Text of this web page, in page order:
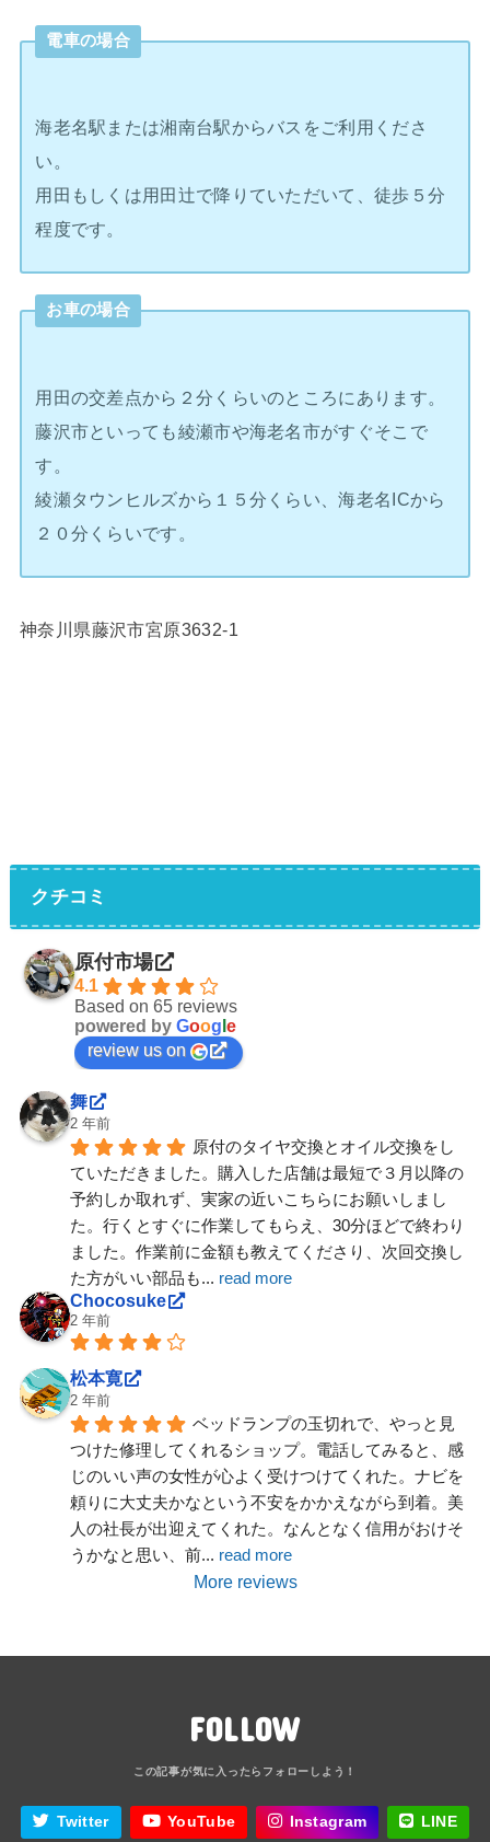
電車の場合
海老名駅または湘南台駅からバスをご利用くださ
い。
用田もしくは用田辻で降りていただいて、徒歩５分
程度です。
お車の場合
用田の交差点から２分くらいのところにあります。
藤沢市といっても綾瀬市や海老名市がすぐそこで
す。
綾瀬タウンヒルズから１５分くらい、海老名ICから
２０分くらいです。
神奈川県藤沢市宮原3632-1
クチコミ
原付市場
4.1
Based on 65 reviews
powered by Goog e
review us on
舞
2 年前
原付のタイヤ交換とオイル交換をし
ていただきました。購入した店舗は最短で３月以降の
予約しか取れず、実家の近いこちらにお願いしまし
た。行くとすぐに作業してもらえ、30分ほどで終わり
ました。作業前に金額も教えてくださり、次回交換し
た方がいい部品も... read more
Chocosuke
2 年前
松本寛
2 年前
ベッドランプの玉切れで、やっと見
つけた修理してくれるショップ。電話してみると、感
じのいい声の女性が心よく受けつけてくれた。ナビを
頼りに大丈夫かなという不安をかかえながら到着。美
人の社長が出迎えてくれた。なんとなく信用がおけそ
うかなと思い、前... read more
More reviews
FOLLOW
Twitter YouTube Instagram LINE